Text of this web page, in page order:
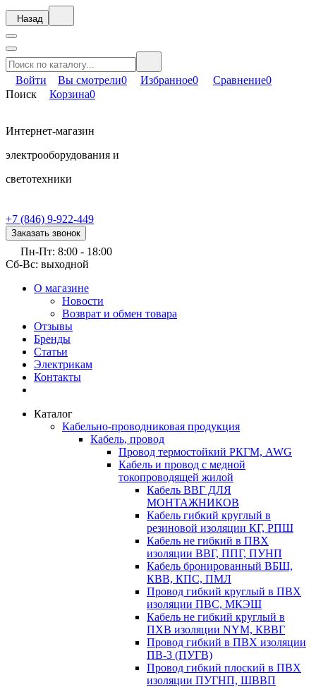
Назад
Войти Вы смотрели0 Избранное0 Сравнение0
Поиск
Корзина0
Интернет-магазин
электрооборудования и
светотехники
+7 (846) 9-922-449
Заказать звонок
Пн-Пт: 8:00 - 18:00
Сб-Вс: выходной
О магазине
Новости
Возврат и обмен товара
Отзывы
Бренды
Статьи
Электрикам
Контакты
Каталог
Кабельно-проводниковая продукция
Кабель, провод
Провод термостойкий РКГМ, AWG
Кабель и провод с медной
токопроводящей жилой
Кабель ВВГ ДЛЯ
МОНТАЖНИКОВ
Кабель гибкий круглый в
резиновой изоляции КГ, РПШ
Кабель не гибкий в ПВХ
изоляции ВВГ, ППГ, ПУНП
Кабель бронированный ВБШ,
КВВ, КПС, ПМЛ
Провод гибкий круглый в ПВХ
изоляции ПВС, МКЭШ
Кабель не гибкий круглый в
ПХВ изоляции NYM, КВВГ
Провод гибкий в ПВХ изоляции
ПВ-3 (ПУГВ)
Провод гибкий плоский в ПВХ
изоляции ПУГНП, ШВВП